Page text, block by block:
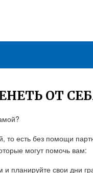
ОТ
то есть без помощи
могут помочь вам:
планируйте свои дни